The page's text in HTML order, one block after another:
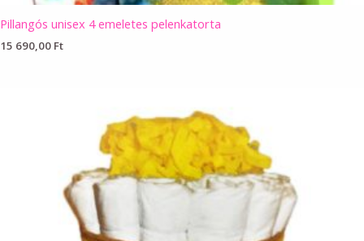
Pillangós unisex 4 emeletes pelenkatorta
15 690,00 Ft